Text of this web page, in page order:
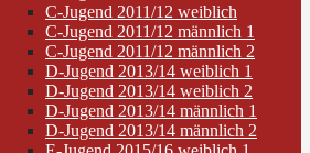
C-Jugend 2011/12 weiblich
C-Jugend 2011/12 männlich 1
C-Jugend 2011/12 männlich 2
D-Jugend 2013/14 weiblich 1
D-Jugend 2013/14 weiblich 2
D-Jugend 2013/14 männlich 1
D-Jugend 2013/14 männlich 2